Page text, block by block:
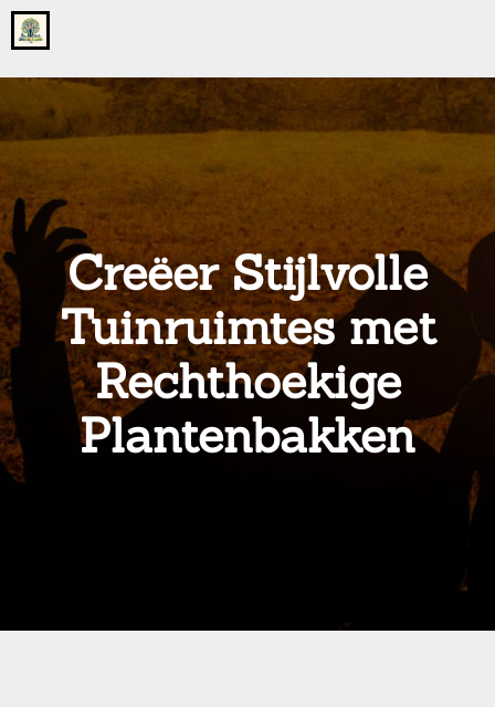
Go
to
home
onsgrotegezin.nl
Creëer Stijlvolle
Tuinruimtes met
Rechthoekige
Plantenbakken